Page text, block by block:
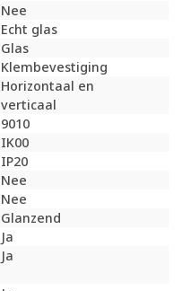
Nee
Echt glas
Glas
Klembevestiging
Horizontaal en
verticaal
9010
IK00
IP20
Nee
Nee
Glanzend
Ja
Ja